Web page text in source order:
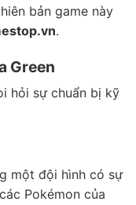
bản game này
.
Green
hỏi sự chuẩn bị kỹ
một đội hình có sự
Pokémon của